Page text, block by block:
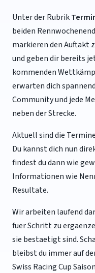
Unter der Rubrik
beiden
markieren den Auftakt
und geben dir bereits
kommenden
erwarten dich
Community und jede
neben der Strecke.
Aktuell sind die
Du kannst dich nun
findest du dann wie
Informationen wie
Resultate.
Wir arbeiten laufend
fuer Schritt zu
sie bestaetigt sind.
bleibst du immer auf
Swiss Racing Cup